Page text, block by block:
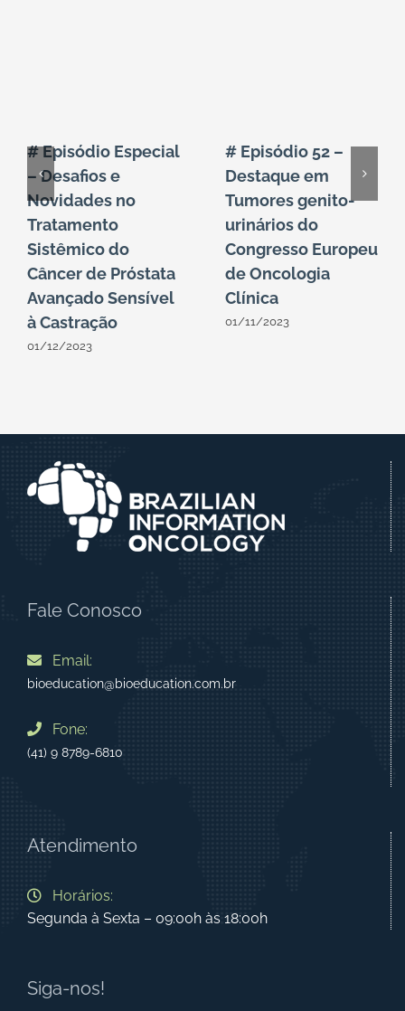
# Episódio Especial
– Desafios e
Novidades no
Tratamento
Sistêmico do
Câncer de Próstata
Avançado Sensível
à Castração
01/12/2023
# Episódio 52 –
Destaque em
Tumores genito-
urinários do
Congresso Europeu
de Oncologia
Clínica
01/11/2023
Fale Conosco
Email:
bioeducation@bioeducation.com.br
Fone:
(41) 9 8789-6810
Atendimento
Horários:
Segunda à Sexta – 09:00h às 18:00h
Siga-nos!